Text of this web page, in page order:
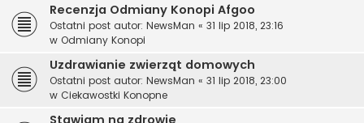
Recenzja Odmiany Konopi Afgoo
Ostatni post autor: NewsMan « 31 lip 2018, 23:16
w Odmiany Konopi
Uzdrawianie zwierząt domowych
Ostatni post autor: NewsMan « 31 lip 2018, 23:00
w Ciekawostki Konopne
Stawiam na zdrowie